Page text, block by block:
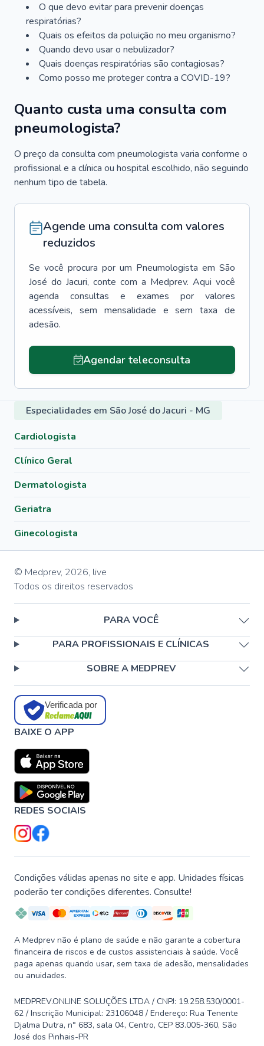
O que devo evitar para prevenir doenças
respiratórias?
Quais os efeitos da poluição no meu organismo?
Quando devo usar o nebulizador?
Quais doenças respiratórias são contagiosas?
Como posso me proteger contra a COVID-19?
Quanto custa uma consulta com
pneumologista?
O preço da consulta com pneumologista varia conforme o
profissional e a clínica ou hospital escolhido, não seguindo
nenhum tipo de tabela.
Agende uma consulta com valores
reduzidos
Se você procura por um Pneumologista em São
José do Jacuri, conte com a Medprev. Aqui você
agenda consultas e exames por valores
acessíveis, sem mensalidade e sem taxa de
adesão.
Agendar teleconsulta
Especialidades em São José do Jacuri - MG
Cardiologista
Clínico Geral
Dermatologista
Geriatra
Ginecologista
© Medprev, 2026, live
Todos os direitos reservados
PARA VOCÊ
PARA PROFISSIONAIS E CLÍNICAS
SOBRE A MEDPREV
Verificada por
BAIXE O APP
REDES SOCIAIS
Condições válidas apenas no site e app. Unidades físicas
poderão ter condições diferentes. Consulte!
A Medprev não é plano de saúde e não garante a cobertura
financeira de riscos e de custos assistenciais à saúde. Você
paga apenas quando usar, sem taxa de adesão, mensalidades
ou anuidades.
MEDPREV.ONLINE SOLUÇÕES LTDA / CNPJ: 19.258.530/0001-
62 / Inscrição Municipal: 23106048 / Endereço: Rua Tenente
Djalma Dutra, n° 683, sala 04, Centro, CEP 83.005-360, São
José dos Pinhais-PR